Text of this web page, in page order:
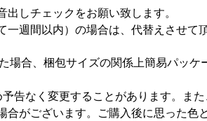
しチェックをお願い致します。
週間以内）の場合は、代替えさせて頂
場合、梱包サイズの関係上簡易パッケ
告なく変更することがあります。ま
合がございます。ご購入後に思った色